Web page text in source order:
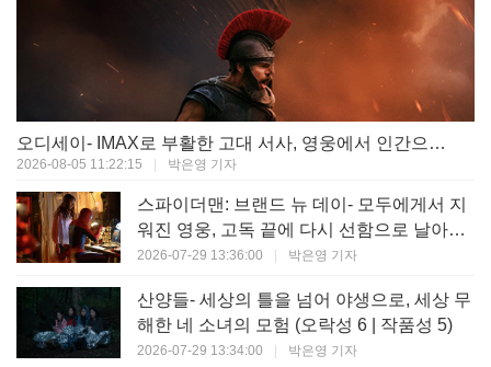
오디세이- IMAX로 부활한 고대 서사, 영웅에서 인간으로의 귀환 (오락성 9 | 작품성 9)
2026-08-05 11:22:15 박은영 기자
스파이더맨: 브랜드 뉴 데이- 모두에게서 지
워진 영웅, 고독 끝에 다시 선함으로 날아오
르다 (오락성 8 | 작품성 8)
2026-07-29 13:36:00 박은영 기자
산양들- 세상의 틀을 넘어 야생으로, 세상 무
해한 네 소녀의 모험 (오락성 6 | 작품성 5)
2026-07-29 13:34:00 박은영 기자